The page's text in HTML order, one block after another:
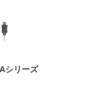
シリーズ